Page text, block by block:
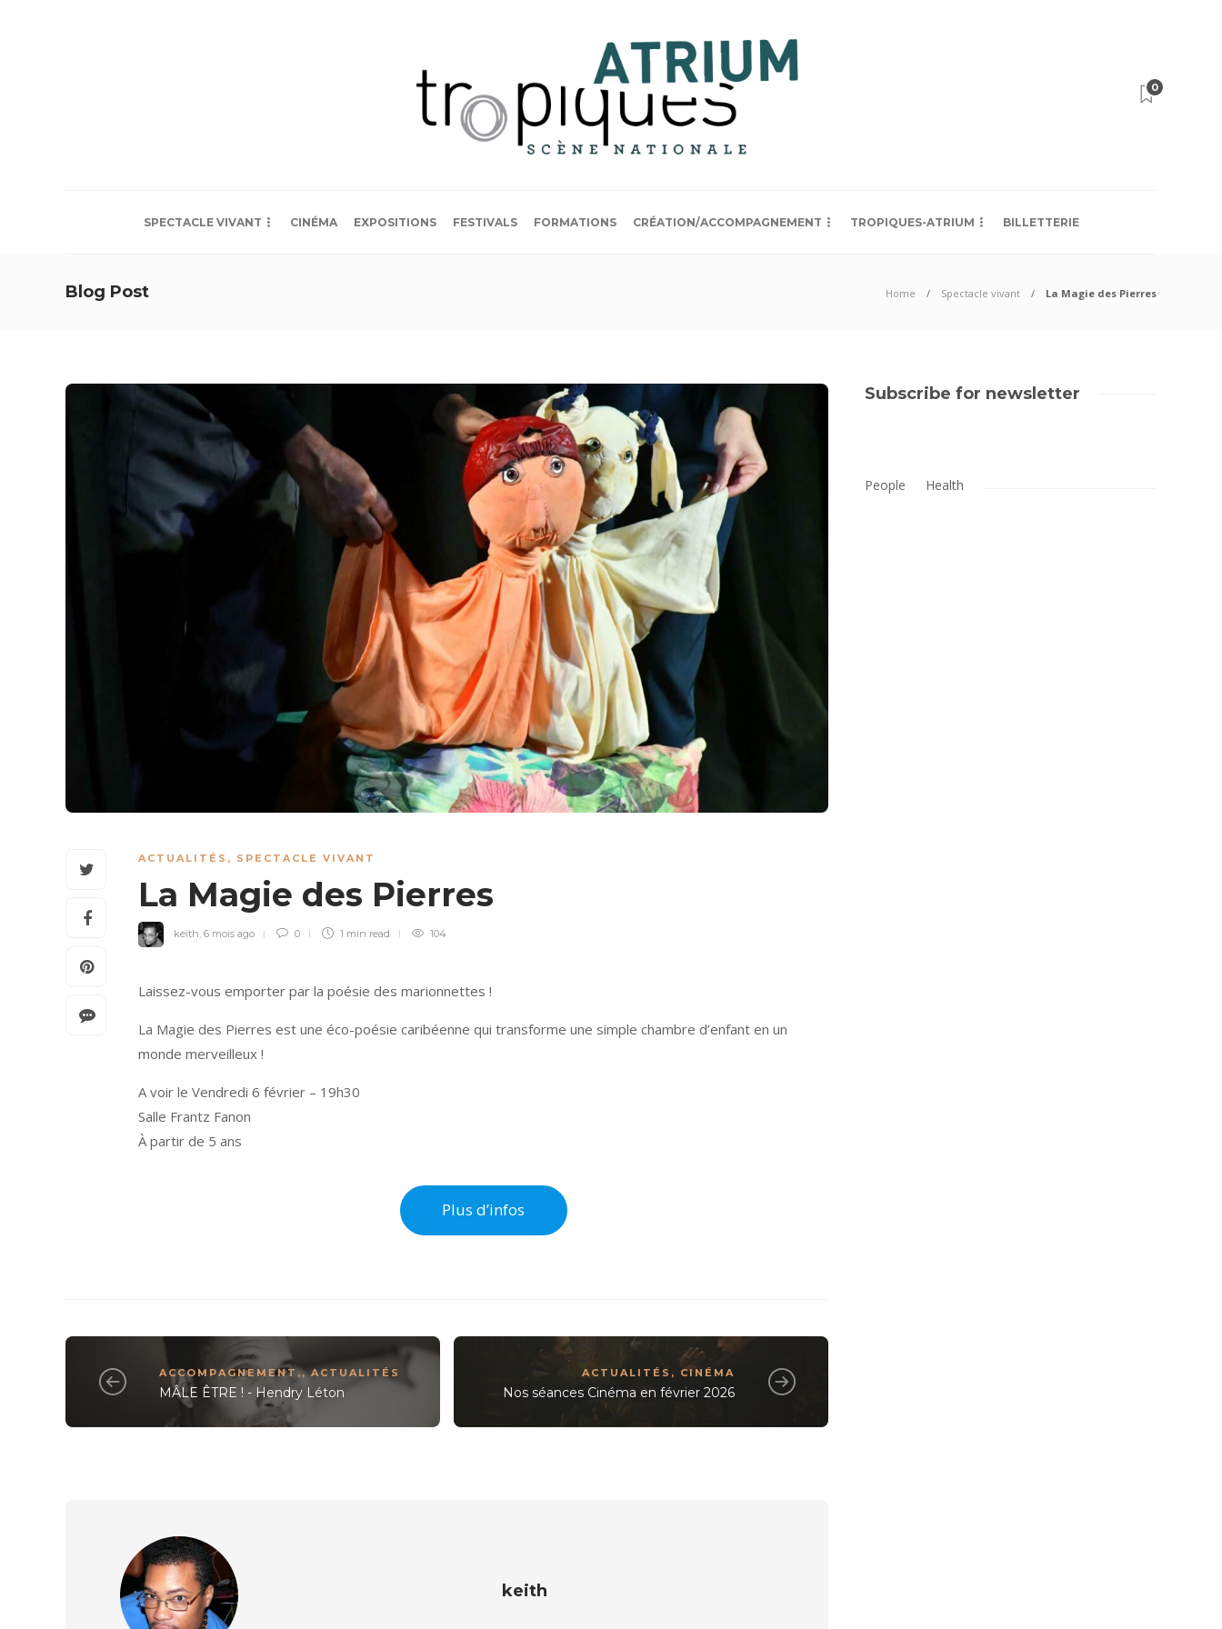
0
SPECTACLE VIVANT CINÉMA EXPOSITIONS FESTIVALS FORMATIONS CRÉATION/ACCOMPAGNEMENT TROPIQUES-ATRIUM BILLETTERIE
Blog Post Home Spectacle vivant La Magie des Pierres
ACTUALITÉS , SPECTACLE VIVANT
La Magie des Pierres
keith, 6 mois ago 0 1 min read 104
Laissez-vous emporter par la poésie des marionnettes !
La Magie des Pierres est une éco-poésie caribéenne qui transforme une simple chambre d’enfant en un
monde merveilleux !
A voir le Vendredi 6 février – 19h30
Salle Frantz Fanon
À partir de 5 ans
Plus d’infos
ACCOMPAGNEMENT,,ACTUALITÉS
MÂLE ÊTRE ! - Hendry Léton
ACTUALITÉS , CINÉMA
Nos séances Cinéma en février 2026
keith
Subscribe for newsletter
People Health